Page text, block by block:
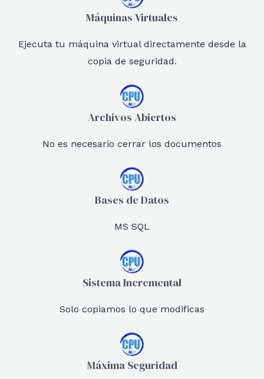
Máquinas Virtuales
Ejecuta tu máquina virtual directamente desde la
copia de seguridad.
Archivos Abiertos
No es necesario cerrar los documentos
Bases de Datos
MS SQL
Sistema Incremental
Solo copiamos lo que modificas
Máxima Seguridad